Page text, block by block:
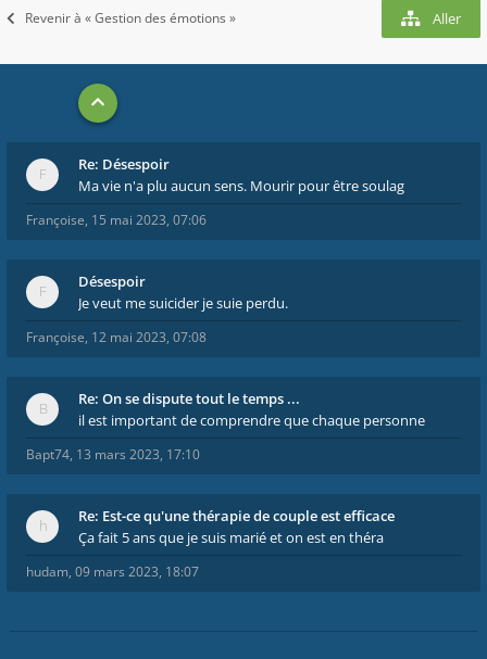
Revenir à « Gestion des émotions » Aller
Re: Désespoir
Ma vie n'a plu aucun sens. Mourir pour être soulag
Françoise, 15 mai 2023, 07:06
Désespoir
Je veut me suicider je suie perdu.
Françoise, 12 mai 2023, 07:08
Re: On se dispute tout le temps ...
il est important de comprendre que chaque personne
Bapt74, 13 mars 2023, 17:10
Re: Est-ce qu'une thérapie de couple est efficace
Ça fait 5 ans que je suis marié et on est en théra
hudam, 09 mars 2023, 18:07